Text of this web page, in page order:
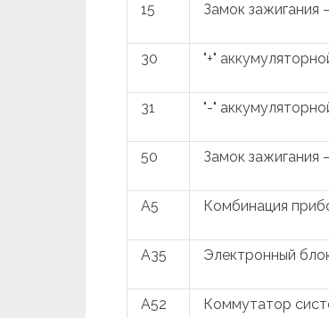
15 Замок
30 "+"
31 "-"
50 Замок зажигания
A5 Комбинация
A35 Электронный
A52 Коммутатор